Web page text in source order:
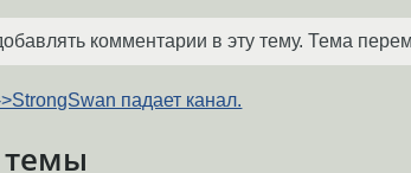
комментарии в эту тему. Тема
падает канал.